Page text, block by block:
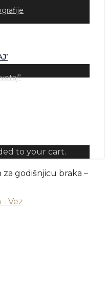
to your cart.
za godišnjicu braka –